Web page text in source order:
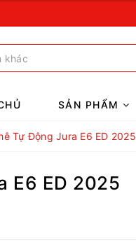
SẢN PHẨM
Tự Động Jura E6 ED 2025
E6 ED 2025